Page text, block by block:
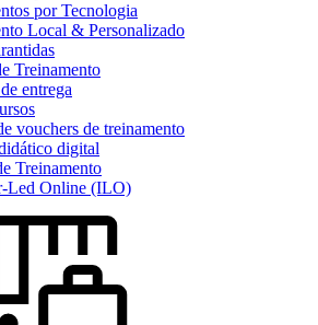
por Tecnologia
Local & Personalizado
Treinamento
entrega
vouchers de treinamento
digital
Treinamento
Led Online (ILO)